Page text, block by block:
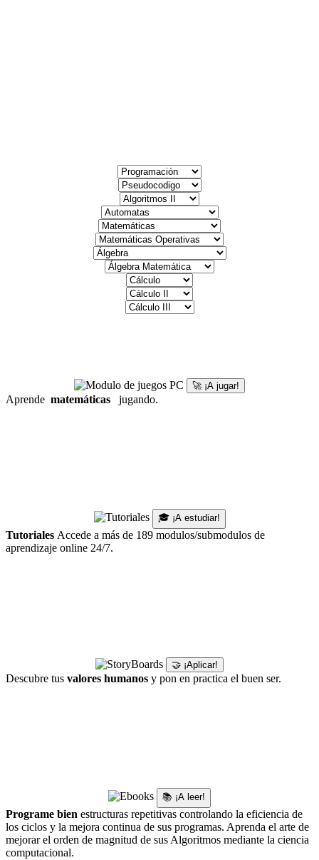
🚀 ¡A jugar!
Aprende matemáticas jugando.
🎓 ¡A estudiar!
Tutoriales Accede a más de 189 modulos/submodulos de
aprendizaje online 24/7.
🤝 ¡Aplicar!
Descubre tus valores humanos y pon en practica el buen ser.
📚 ¡A leer!
Programe bien estructuras repetitivas controlando la eficiencia de
los ciclos y la mejora continua de sus programas. Aprenda el arte de
mejorar el orden de magnitud de sus Algoritmos mediante la ciencia
computacional.